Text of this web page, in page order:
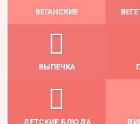
ВЕГАНСКИЕ
ВЫПЕЧКА